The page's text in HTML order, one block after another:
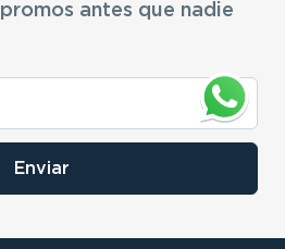
monocilíndrico 4 T
antes que nadie
Enviar